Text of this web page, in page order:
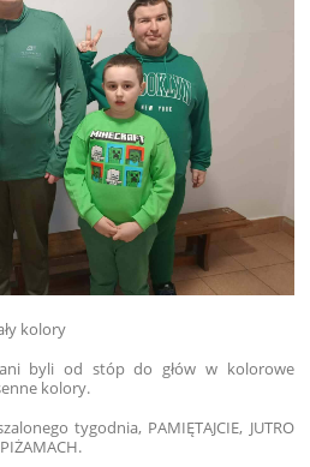
kolory
byli od stóp do głów w kolorowe
kolory.
tygodnia, PAMIĘTAJCIE, JUTRO